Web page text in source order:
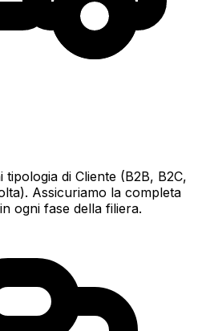
di Cliente (B2B, B2C,
Assicuriamo la completa
ogni fase della filiera.